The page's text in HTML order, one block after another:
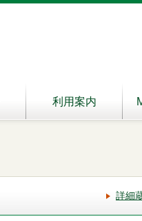
利用案内
詳細